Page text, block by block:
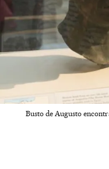
Busto de Augusto